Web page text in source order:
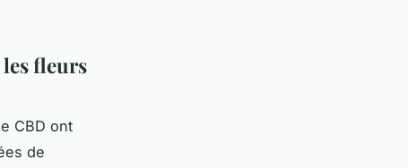
fleurs
CBD ont
de